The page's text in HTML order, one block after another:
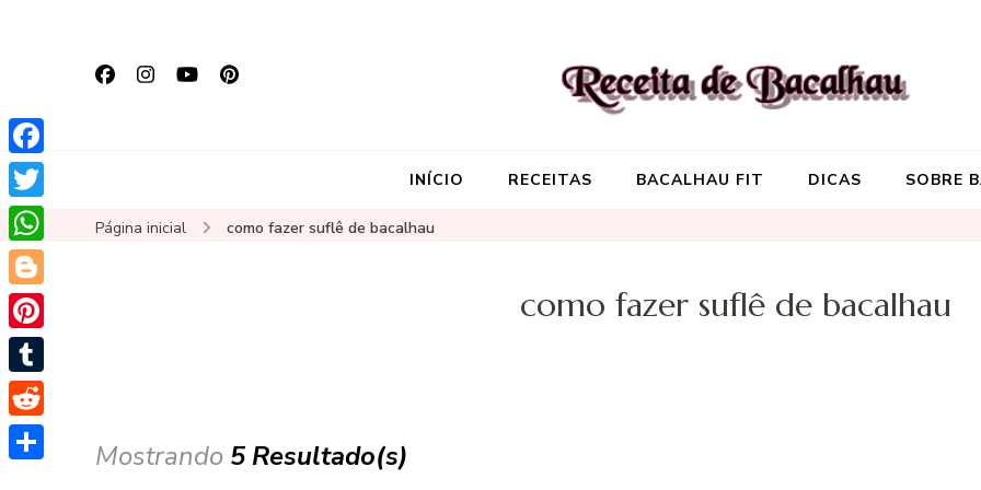
INÍCIO RECEITAS BACALHAU FIT DICAS SOBRE
Página inicial como fazer suflê de bacalhau
como fazer suflê de bacalhau
Mostrando 5 Resultado(s)
Facebook
Twitter
WhatsApp
Blogger
Pinterest
Tumblr
Reddit